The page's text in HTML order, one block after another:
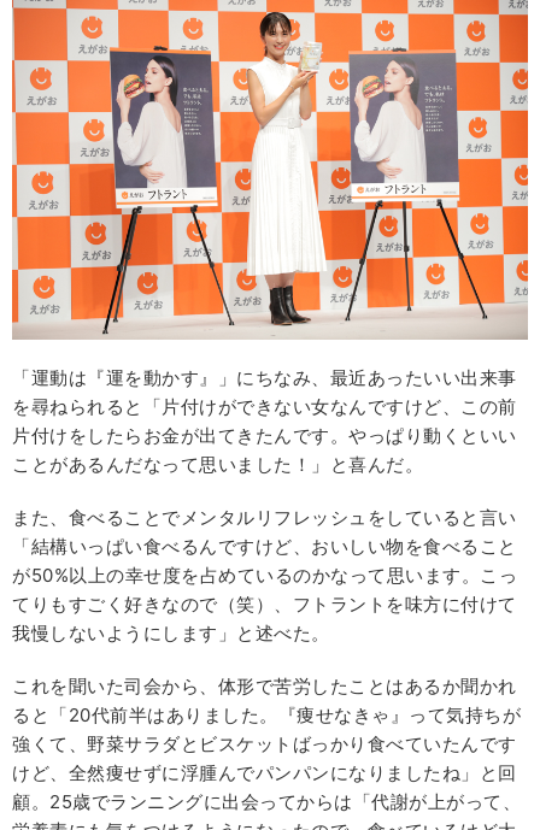
「運動は『運を動かす』」にちなみ、最近あったいい出来事
を尋ねられると「片付けができない女なんですけど、この前
片付けをしたらお金が出てきたんです。やっぱり動くといい
ことがあるんだなって思いました！」と喜んだ。
また、食べることでメンタルリフレッシュをしていると言い
「結構いっぱい食べるんですけど、おいしい物を食べること
が50%以上の幸せ度を占めているのかなって思います。こっ
てりもすごく好きなので（笑）、フトラントを味方に付けて
我慢しないようにします」と述べた。
これを聞いた司会から、体形で苦労したことはあるか聞かれ
ると「20代前半はありました。『痩せなきゃ』って気持ちが
強くて、野菜サラダとビスケットばっかり食べていたんです
けど、全然痩せずに浮腫んでパンパンになりましたね」と回
顧。25歳でランニングに出会ってからは「代謝が上がって、